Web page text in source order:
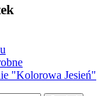
"Kolorowa Jesień"